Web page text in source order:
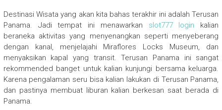
Destinasi Wisata yang akan kita bahas terakhir ini adalah Terusan
Panama. Jadi tempat ini menawarkan slot777 login kalian
beraneka aktivitas yang menyenangkan seperti menyeberang
dengan kanal, menjelajahi Miraflores Locks Museum, dan
menyaksikan kapal yang transit. Terusan Panama ini sangat
rekommended banget untuk kalian kunjungi bersama keluarga.
Karena pengalaman seru bisa kalian lakukan di Terusan Panama,
dan pastinya membuat liburan kalian berkesan saat berada di
Panama.